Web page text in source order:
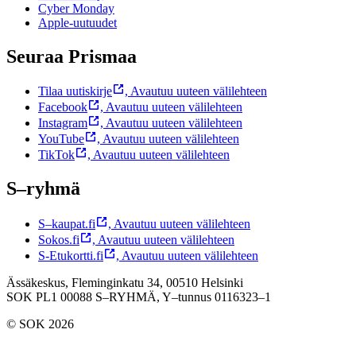
Cyber Monday
Apple-uutuudet
Seuraa Prismaa
Tilaa uutiskirje , Avautuu uuteen välilehteen
Facebook
, Avautuu uuteen välilehteen
Instagram
, Avautuu uuteen välilehteen
YouTube
, Avautuu uuteen välilehteen
TikTok
, Avautuu uuteen välilehteen
S–ryhmä
S–kaupat.fi , Avautuu uuteen välilehteen
Sokos.fi
, Avautuu uuteen välilehteen
S-Etukortti.fi
, Avautuu uuteen välilehteen
Ässäkeskus, Fleminginkatu 34, 00510 Helsinki
SOK PL1 00088 S–RYHMÄ, Y–tunnus 0116323–1
© SOK 2026